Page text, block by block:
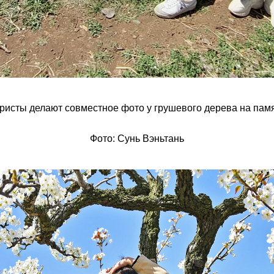
делают совместное фото у грушевого дерева на
Фото: Сунь Вэньтань